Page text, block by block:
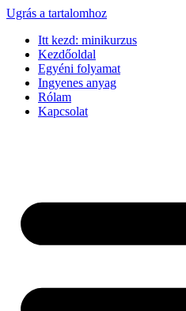
Ugrás a tartalomhoz
Itt kezd: minikurzus
Kezdőoldal
Egyéni folyamat
Ingyenes anyag
Rólam
Kapcsolat